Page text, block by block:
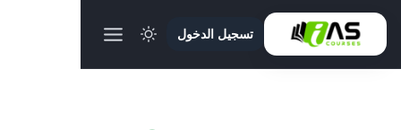
تسجيل الدخول